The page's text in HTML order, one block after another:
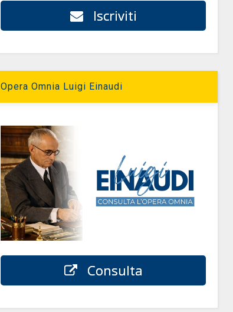
Iscriviti
Opera Omnia Luigi Einaudi
Consulta